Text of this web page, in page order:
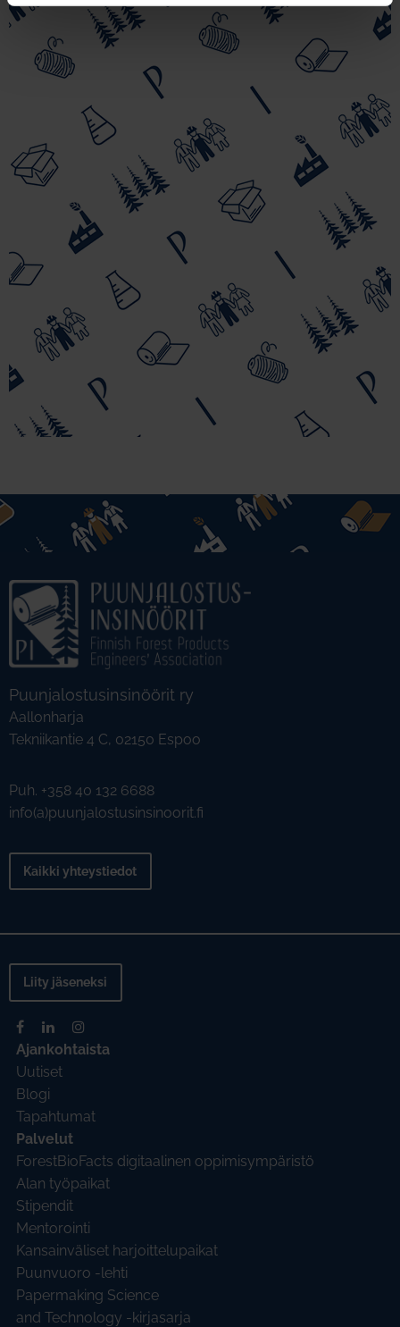
Puunjalostusinsinöörit ry
Aallonharja
Tekniikantie 4 C, 02150 Espoo
Puh. +358 40 132 6688
info(a)puunjalostusinsinoorit.fi
Kaikki yhteystiedot
Liity jäseneksi
Ajankohtaista
Uutiset
Blogi
Tapahtumat
Palvelut
ForestBioFacts digitaalinen oppimisympäristö
Alan työpaikat
Stipendit
Mentorointi
Kansainväliset harjoittelupaikat
Puunvuoro -lehti
Papermaking Science
and Technology -kirjasarja